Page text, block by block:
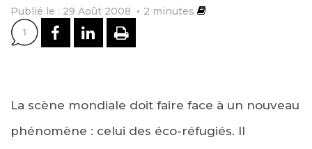
Publié le : 29 Août 2008 2 minutes
1 PARTAGER SUR FACEBOOK
PARTAGER SUR
IMPRIMER
La scène mondiale doit faire face à un nouveau
phénomène : celui des éco-réfugiés. Il